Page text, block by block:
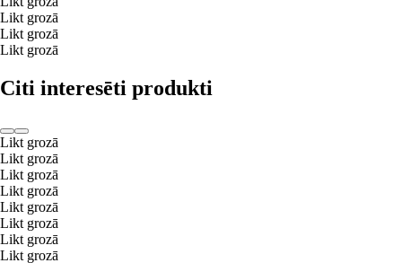
Likt grozā
Likt grozā
Likt grozā
Citi interesēti produkti
Likt grozā
Likt grozā
Likt grozā
Likt grozā
Likt grozā
Likt grozā
Likt grozā
Likt grozā